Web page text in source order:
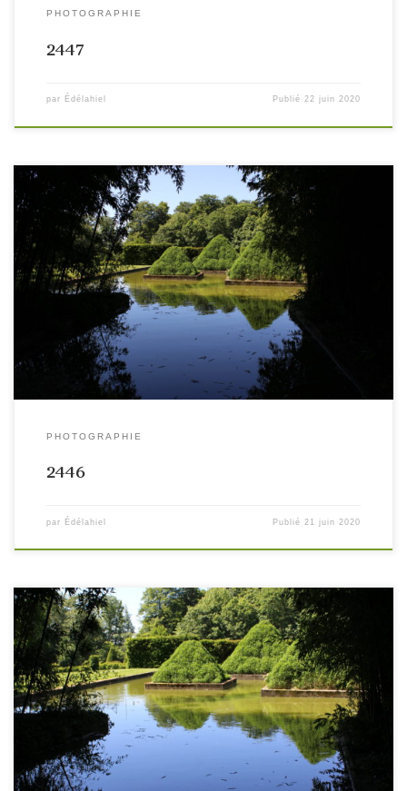
PHOTOGRAPHIE
2447
par Édélahiel Publié22 juin 2020
PHOTOGRAPHIE
2446
par Édélahiel Publié21 juin 2020